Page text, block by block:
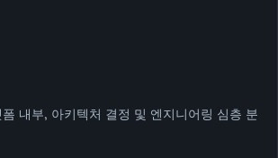
내부, 아키텍처 결정 및 엔지니어링 심층 분